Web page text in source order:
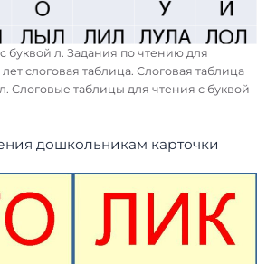
буквой л. Задания по чтению для
слоговая таблица. Слоговая таблица
л. Слоговые таблицы для чтения с буквой